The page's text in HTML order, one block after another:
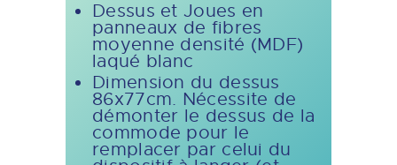
Dessus et Joues en
panneaux de fibres
moyenne densité (MDF)
laqué blanc
Dimension du dessus
86x77cm. Nécessite de
démonter le dessus de la
commode pour le
remplacer par celui du